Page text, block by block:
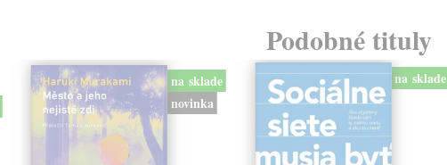
Podobné tituly
na sklade
novinka
na sklade